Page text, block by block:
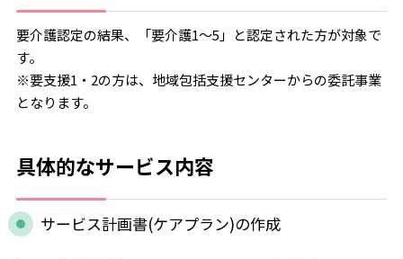
要介護認定の結果、「要介護1～5」と認定された方が対象で
す。
※要支援1・2の方は、地域包括支援センターからの委託事業
となります。
具体的なサービス内容
サービス計画書(ケアプラン)の作成